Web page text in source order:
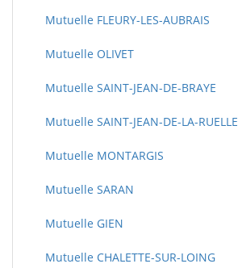
Mutuelle FLEURY-LES-AUBRAIS
Mutuelle OLIVET
Mutuelle SAINT-JEAN-DE-BRAYE
Mutuelle SAINT-JEAN-DE-LA-RUELLE
Mutuelle MONTARGIS
Mutuelle SARAN
Mutuelle GIEN
Mutuelle CHALETTE-SUR-LOING